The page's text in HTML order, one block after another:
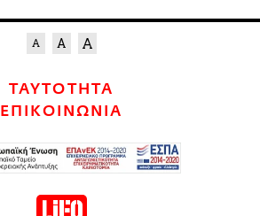
ΤΑΥΤΟΤΗΤΑ
ΕΠΙΚΟΙΝΩΝΙΑ